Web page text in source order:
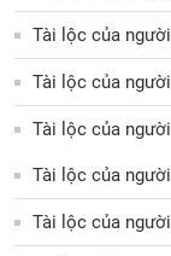
Tài lộc của
Tài lộc của
Tài lộc của
Tài lộc của
Tài lộc của